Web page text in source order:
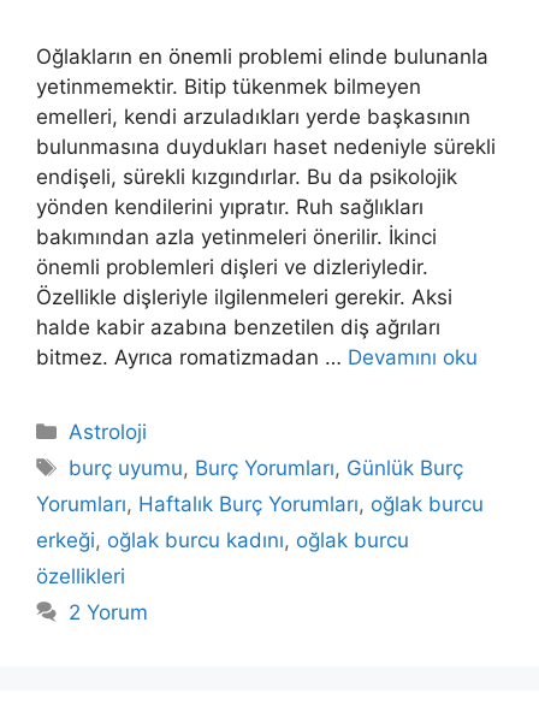
Oğlakların en önemli problemi elinde bulunanla
yetinmemektir. Bitip tükenmek bilmeyen
emelleri, kendi arzuladıkları yerde başkasının
bulun­masına duydukları haset nedeniyle sürekli
endişeli, sürekli kızgındırlar. Bu da psikolojik
yönden kendilerini yıpratır. Ruh sağlıkları
bakımından azla yetinmeleri önerilir. İkinci
önemli problemleri dişleri ve dizleriyledir.
Özellikle dişleriyle il­gilenmeleri gerekir. Aksi
halde kabir azabına benzetilen diş ağrıları
bitmez. Ayrıca romatizmadan … Devamını oku
Kategoriler
Astroloji
Etiketler
burç uyumu, Burç Yorumları, Günlük Burç
Yorumları, Haftalık Burç Yorumları, oğlak burcu
erkeği, oğlak burcu kadını, oğlak burcu
özellikleri
2 Yorum